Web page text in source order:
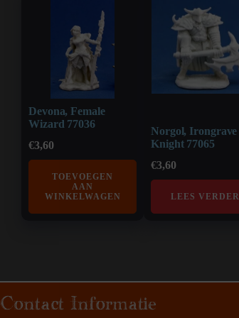
Devona, Female
Wizard 77036
€3,60
TOEVOEGEN
AAN
WINKELWAGEN
Norgol, Irongrave
Knight 77065
€3,60
LEES VERDER
Contact Informatie